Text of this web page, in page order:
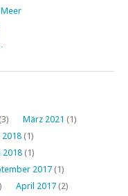
(3) März 2021 (1)
(1)
2018 (1)
2017 (1)
April 2017 (2)